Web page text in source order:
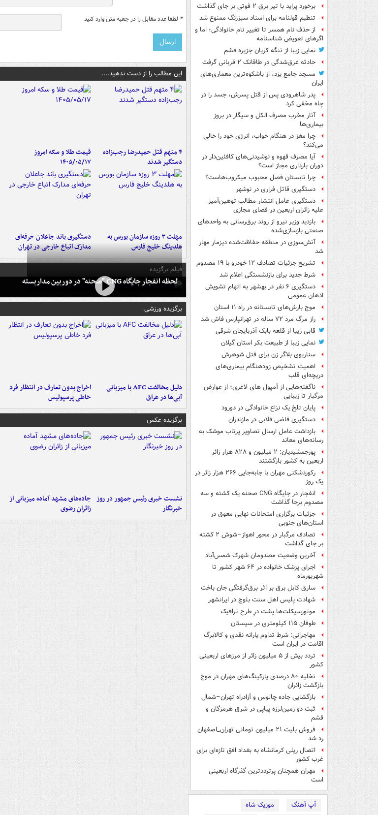
برخورد پراید با تیر برق ۲ فوتی بر جای گذاشت
تنظیم قولنامه برای اسناد سبزرنگ ممنوع شد
از حذف نام همسر تا تغییر نام خانوادگی؛ اما و
اگرهای تعویض شناسنامه
نمایی زیبا از تنگه کریان جزیره قشم
حادثه غرق‌شدگی در طاقانک ۲ قربانی گرفت
مسجد جامع یزد، از باشکوه‌ترین معماری‌های
ایران
پدر شاهرودی پس از قتل پسرش، جسد را در
چاه مخفی کرد
آثار مخرب مصرف الکل و سیگار در بروز
بیماری‌ها
چرا مغز در هنگام خواب، انرژی خود را خالی
می‌کند؟
آیا مصرف قهوه و نوشیدنی‌های کافئین‌دار در
دوران بارداری مجاز است؟
چرا تابستان فصل محبوب میکروب‌هاست؟
دستگیری قاتل فراری در نوشهر
دستگیری عامل انتشار مطالب توهین‌آمیز
علیه زائران اربعین در فضای مجازی
بازدید وزیر نیرو از روند برق‌رسانی به واحدهای
صنعتی بازسازی‌شده
آتش‌سوزی در منطقه حفاظت‌شده دیزمار مهار
شد
تشریح جزئیات تصادف ۱۲ خودرو با ۱۹ مصدوم
شرط جدید برای بازنشستگی اعلام شد
دستگیری ۶ نفر در بهشهر به اتهام تشویش
اذهان عمومی
موج بارش‌های تابستانه در راه ۱۱ استان
راز مرگ مرد ۷۲ ساله در تهرانپارس فاش شد
قابی زیبا از قلعه بابک آذربایجان شرقی
نمایی زیبا از طبیعت بکر استان گیلان
سناریوی بلاگر زن برای قتل شوهرش
اهمیت تشخیص زودهنگام بیماری‌های
دریچه‌ای قلب
ناگفته‌هایی از آمپول های لاغری؛ از عوارض
مرگبار تا زیبایی
پایان تلخ یک نزاع خانوادگی در دورود
دستگیری قاضی قلابی در مازندران
بازداشت عامل ارسال تصاویر پرتاب موشک به
رسانه‌های معاند
پورجمشیدیان: ۲ میلیون و ۸۲۸ هزار زائر
اربعین به کشور بازگشتند
رکوردشکنی مهران با جابه‌جایی ۲۶۶ هزار زائر در
یک روز
انفجار در جایگاه CNG صحنه یک کشته و سه
مصدوم برجا گذاشت
جزئیات برگزاری امتحانات نهایی معوق در
استان‌های جنوبی
تصادف مرگبار در محور اهواز–شوش ۲ کشته
بر جای گذاشت
آخرین وضعیت مصدومان شهرک شمس‌آباد
اجرای پزشک خانواده در ۶۴ شهر کشور تا
شهریورماه
سارق کابل برق بر اثر برق‌گرفتگی جان باخت
شهادت پلیس اهل سنت بلوچ در ایرانشهر
موتورسیکلت‌ها پشت درِ طرح ترافیک
طوفان ۱۱۵ کیلومتری در سیستان
مهاجرانی: شرط تداوم یارانه نقدی و کالابرگ
اقامت در ایران است
تردد بیش از ۵ میلیون زائر از مرزهای اربعینی
کشور
تخلیه ۸۰ درصدی پارکینگ‌های مهران در موج
بازگشت زائران
بازگشایی جاده چالوس و آزادراه تهران–شمال
ثبت دو زمین‌لرزه پیاپی در شرق هرمزگان و
قشم
فروش بلیت ۲۱ میلیون تومانی تهران_اصفهان
رد شد
اتصال ریلی کرمانشاه به بغداد افق تازه‌ای برای
غرب کشور
مهران همچنان پرترددترین گذرگاه اربعینی
است
آپ آهنگ موزیک شاه
* لطفا عدد مقابل را در جعبه متن وارد کنید
این مطالب را از دست ندهید....
۴ متهم قتل حمیدرضا رجب‌زاده
دستگیر شدند
قیمت طلا و سکه امروز
۱۴۰۵/۰۵/۱۷
مهلت ۳ روزه سازمان بورس به
هلدینگ خلیج فارس
دستگیری باند جاعلان حرفه‌ای
مدارک اتباع خارجی در تهران
فیلم برگزیده
لحظه انفجار جایگاه CNG "صحنه" در دوربین مداربسته
برگزیده ورزشی
دلیل مخالفت AFC با میزبانی
آبی‌ها در عراق
اخراج بدون تعارف در انتظار فرد
خاطی پرسپولیس
برگزیده عکس
نشست خبری رئیس جمهور در روز
خبرنگار
جاده‌های مشهد آماده میزبانی از
زائران رضوی